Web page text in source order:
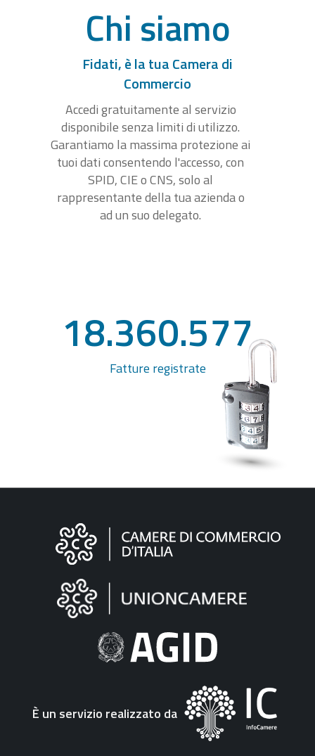
Chi siamo
Fidati, è la tua Camera di
Commercio
Accedi gratuitamente al servizio
disponibile senza limiti di utilizzo.
Garantiamo la massima protezione ai
tuoi dati consentendo l'accesso, con
SPID, CIE o CNS, solo al
rappresentante della tua azienda o
ad un suo delegato.
18.360.577
Fatture registrate
Informazioni
"Fattura
Elettronica"
È un servizio realizzato da